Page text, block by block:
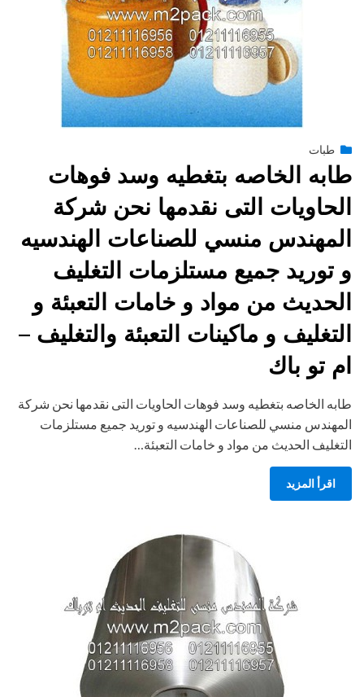
engmansyPosted
فبراير 15, 2015
طبات
طابه الخاصه بتغطيه وسد فوهات
الحاويات التى نقدمها نحن شركة
المهندس منسي للصناعات الهندسيه
و توريد جميع مستلزمات التغليف
الحديث من مواد و خامات التعبئة و
التغليف و ماكينات التعبئة والتغليف –
ام تو باك
طابه الخاصه بتغطيه وسد فوهات الحاويات التى نقدمها نحن شركة
المهندس منسي للصناعات الهندسيه و توريد جميع مستلزمات
التغليف الحديث من مواد و خامات التعبئة…
اقرأ المزيد